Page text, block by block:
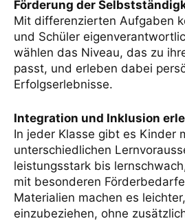
Förderung der
Mit differenzierten Aufgaben
und Schüler
wählen das Niveau, das zu
passt, und erleben dabei
Erfolgserlebnisse.
Integration und Inklusion
In jeder Klasse gibt es Kinder
unterschiedlichen
leistungsstark bis
mit besonderen
Materialien machen es
einzubeziehen, ohne